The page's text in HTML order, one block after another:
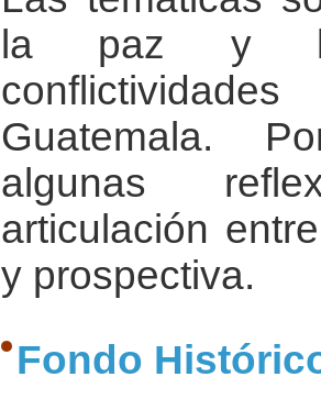
la paz y
Guatemala.
algunas
articulación
y prospectiva.
Fondo